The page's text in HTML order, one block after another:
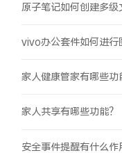
原子笔记如何创建多级
vivo办公套件如何进行
家人健康管家有哪些功
家人共享有哪些功能？
安全事件提醒有什么作